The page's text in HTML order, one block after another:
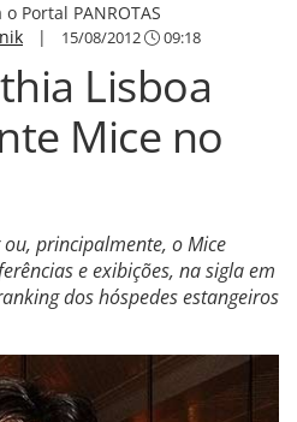
Portal PANROTAS
| 15/08/2012 09:18
Lisboa
Mice no
principalmente, o Mice
e exibições, na sigla em
dos hóspedes estangeiros